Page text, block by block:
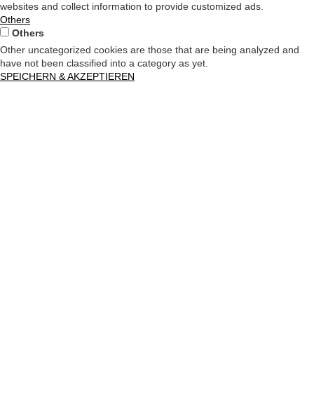
websites and collect information to provide customized ads.
Others
Others
Other uncategorized cookies are those that are being analyzed and
have not been classified into a category as yet.
SPEICHERN & AKZEPTIEREN